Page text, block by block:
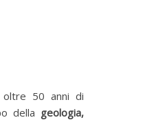
oltre 50 anni di
della geologia,